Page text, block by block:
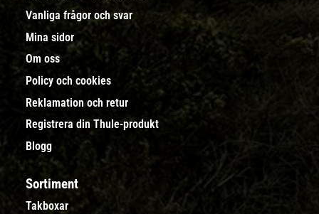
Vanliga frågor och svar
Mina sidor
Om oss
Policy och cookies
Reklamation och retur
Registrera din Thule-produkt
Blogg
Sortiment
Takboxar